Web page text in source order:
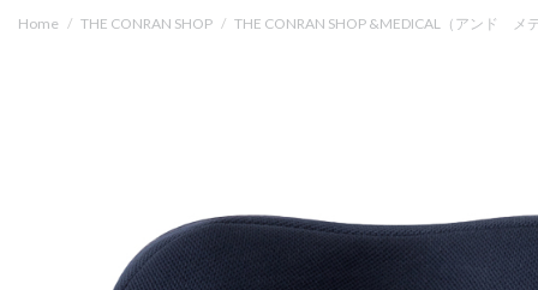
Home / THE CONRAN SHOP / THE CONRAN SHOP &MEDICAL（アンド